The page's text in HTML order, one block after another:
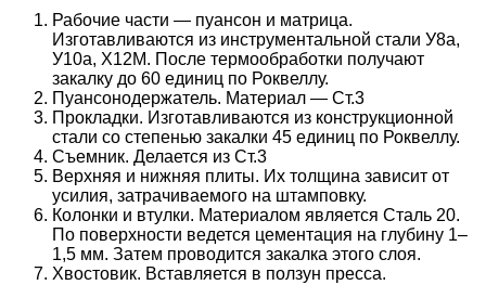
Рабочие части — пуансон и матрица.
Изготавливаются из инструментальной стали У8а,
У10а, Х12М. После термообработки получают
закалку до 60 единиц по Роквеллу.
Пуансонодержатель. Материал — Ст.3
Прокладки. Изготавливаются из конструкционной
стали со степенью закалки 45 единиц по Роквеллу.
Съемник. Делается из Ст.3
Верхняя и нижняя плиты. Их толщина зависит от
усилия, затрачиваемого на штамповку.
Колонки и втулки. Материалом является Сталь 20.
По поверхности ведется цементация на глубину 1–
1,5 мм. Затем проводится закалка этого слоя.
Хвостовик. Вставляется в ползун пресса.